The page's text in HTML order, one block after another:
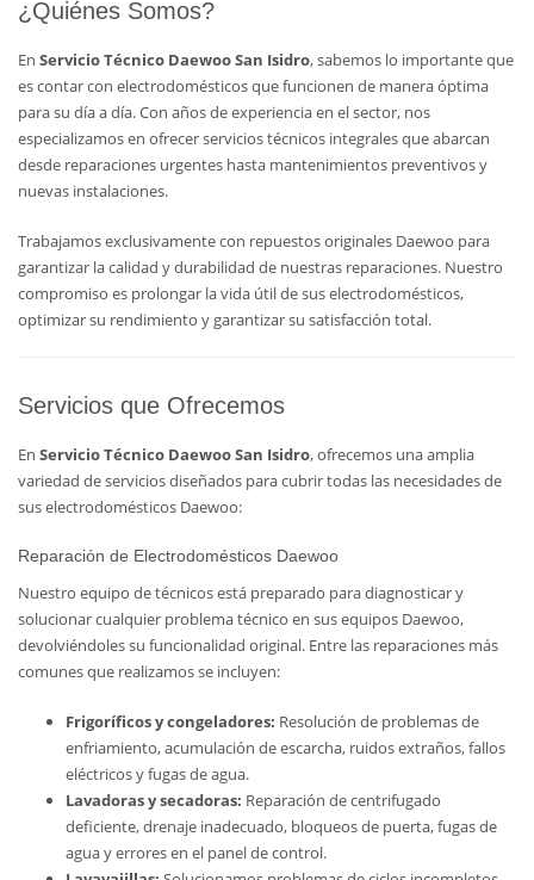
¿Quiénes Somos?
En Servicio Técnico Daewoo San Isidro, sabemos lo importante que
es contar con electrodomésticos que funcionen de manera óptima
para su día a día. Con años de experiencia en el sector, nos
especializamos en ofrecer servicios técnicos integrales que abarcan
desde reparaciones urgentes hasta mantenimientos preventivos y
nuevas instalaciones.
Trabajamos exclusivamente con repuestos originales Daewoo para
garantizar la calidad y durabilidad de nuestras reparaciones. Nuestro
compromiso es prolongar la vida útil de sus electrodomésticos,
optimizar su rendimiento y garantizar su satisfacción total.
Servicios que Ofrecemos
En Servicio Técnico Daewoo San Isidro, ofrecemos una amplia
variedad de servicios diseñados para cubrir todas las necesidades de
sus electrodomésticos Daewoo:
Reparación de Electrodomésticos Daewoo
Nuestro equipo de técnicos está preparado para diagnosticar y
solucionar cualquier problema técnico en sus equipos Daewoo,
devolviéndoles su funcionalidad original. Entre las reparaciones más
comunes que realizamos se incluyen:
Frigoríficos y congeladores: Resolución de problemas de
enfriamiento, acumulación de escarcha, ruidos extraños, fallos
eléctricos y fugas de agua.
Lavadoras y secadoras: Reparación de centrifugado
deficiente, drenaje inadecuado, bloqueos de puerta, fugas de
agua y errores en el panel de control.